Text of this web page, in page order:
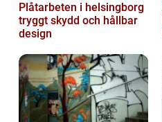
Plåtarbeten i helsingborg
tryggt skydd och hållbar
design